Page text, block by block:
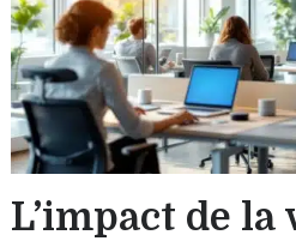
L’impact de